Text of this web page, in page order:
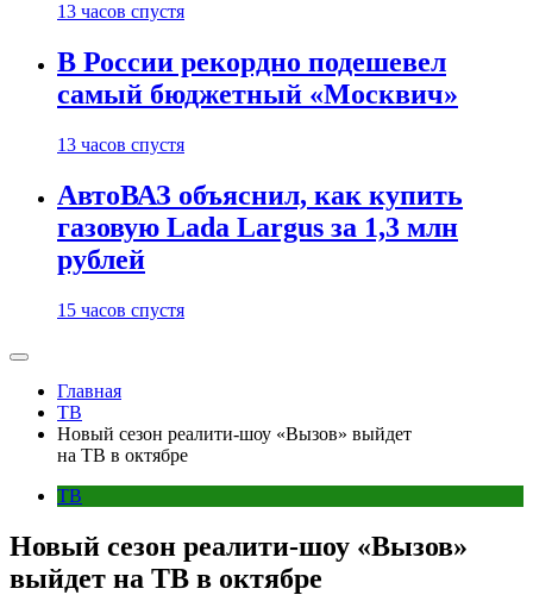
13 часов спустя
В России рекордно подешевел
самый бюджетный «Москвич»
13 часов спустя
АвтоВАЗ объяснил, как купить
газовую Lada Largus за 1,3 млн
рублей
15 часов спустя
Главная
ТВ
Новый сезон реалити-шоу «Вызов» выйдет
на ТВ в октябре
ТВ
Новый сезон реалити-шоу «Вызов»
выйдет на ТВ в октябре